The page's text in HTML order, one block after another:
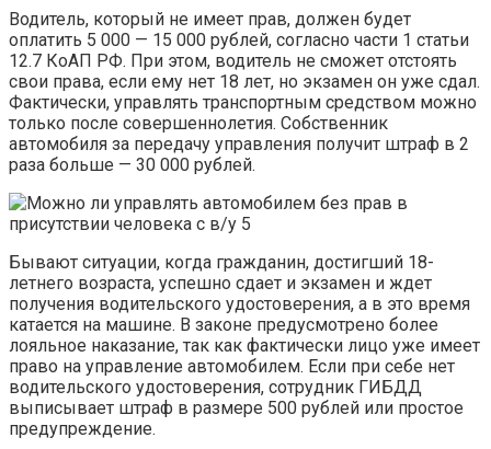
Водитель, который не имеет прав, должен будет
оплатить 5 000 — 15 000 рублей, согласно части 1 статьи
12.7 КоАП РФ. При этом, водитель не сможет отстоять
свои права, если ему нет 18 лет, но экзамен он уже сдал.
Фактически, управлять транспортным средством можно
только после совершеннолетия. Собственник
автомобиля за передачу управления получит штраф в 2
раза больше — 30 000 рублей.
Бывают ситуации, когда гражданин, достигший 18-
летнего возраста, успешно сдает и экзамен и ждет
получения водительского удостоверения, а в это время
катается на машине. В законе предусмотрено более
лояльное наказание, так как фактически лицо уже имеет
право на управление автомобилем. Если при себе нет
водительского удостоверения, сотрудник ГИБДД
выписывает штраф в размере 500 рублей или простое
предупреждение.